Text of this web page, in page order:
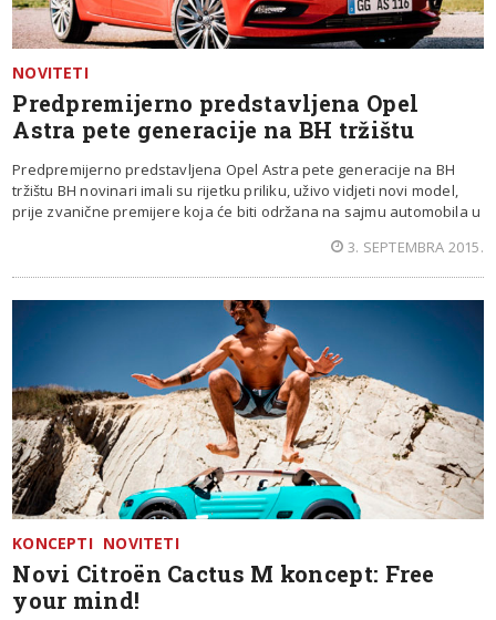
NOVITETI
Predpremijerno predstavljena Opel
Astra pete generacije na BH tržištu
Predpremijerno predstavljena Opel Astra pete generacije na BH
tržištu BH novinari imali su rijetku priliku, uživo vidjeti novi model,
prije zvanične premijere koja će biti održana na sajmu automobila u
3. SEPTEMBRA 2015.
KONCEPTI NOVITETI
Novi Citroën Cactus M koncept: Free
your mind!